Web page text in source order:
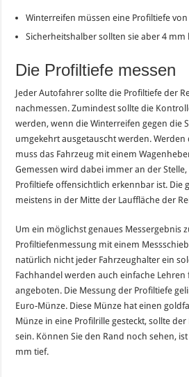
Winterreifen müssen eine Profiltiefe
Sicherheitshalber sollten sie aber 4 mm
Die Profiltiefe messen
Jeder Autofahrer sollte die Profiltiefe der
nachmessen. Zumindest sollte die
werden, wenn die Winterreifen gegen die
umgekehrt ausgetauscht werden. Werden
muss das Fahrzeug mit einem
Gemessen wird dabei immer an der
Profiltiefe offensichtlich erkennbar ist. Die
meistens in der Mitte der Lauffläche der
Um ein möglichst genaues Messergebnis
Profiltiefenmessung mit einem
natürlich nicht jeder Fahrzeughalter ein
Fachhandel werden auch einfache Lehren
angeboten. Die Messung der Profiltiefe
Euro-Münze. Diese Münze hat einen
Münze in eine Profilrille gesteckt, sollte
sein. Können Sie den Rand noch sehen,
mm tief.